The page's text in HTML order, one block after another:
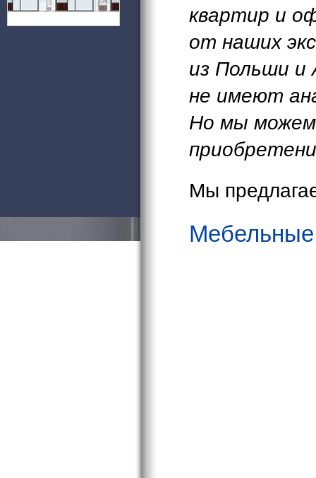
квартир и
от наших
из Польши и
не имеют
Но мы можем
Мы
Мебельные